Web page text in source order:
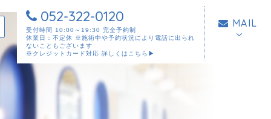
052-322-0120
受付時間 10:00～19:30 完全予約制
休業日：不定休 ※施術中や予約状況により電話に出られ
ないこともございます
※クレジットカード対応 詳しくはこちら▶︎
MAIL